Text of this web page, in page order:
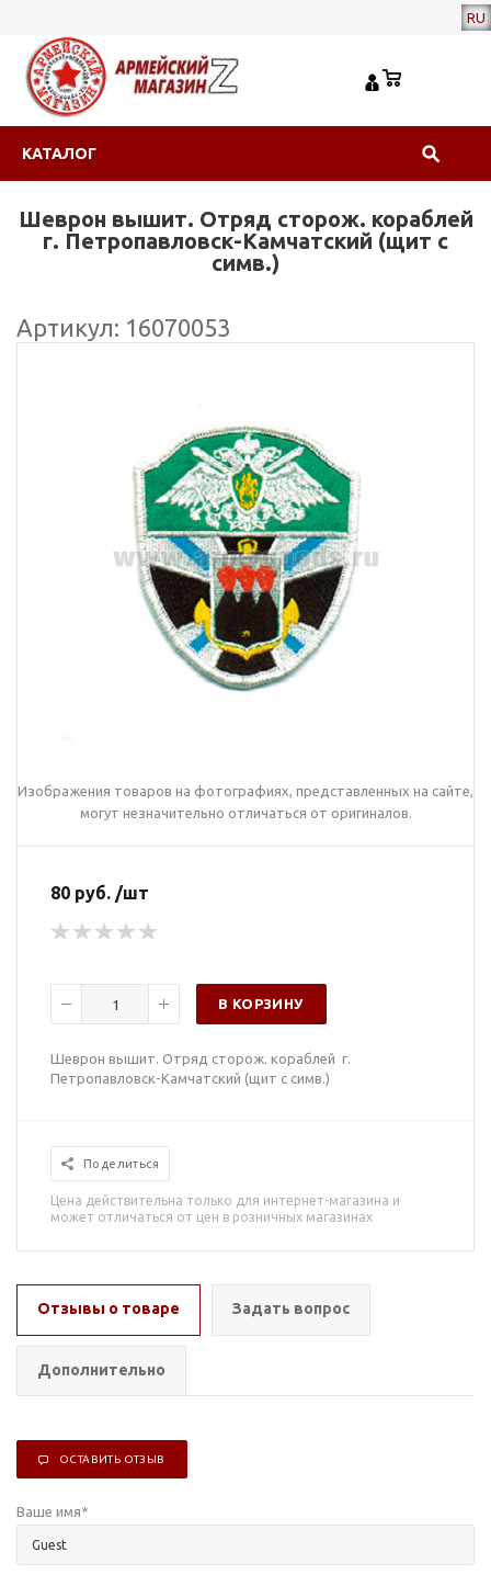
RU
КАТАЛОГ
Шеврон вышит. Отряд сторож. кораблей
г. Петропавловск-Камчатский (щит с
симв.)
Артикул: 16070053
Изображения товаров на фотографиях, представленных на сайте,
могут незначительно отличаться от оригиналов.
80 руб. /шт
В КОРЗИНУ
Шеврон вышит. Отряд сторож. кораблей г.
Петропавловск-Камчатский (щит с симв.)
Поделиться
Цена действительна только для интернет-магазина и
может отличаться от цен в розничных магазинах
Отзывы о товаре Задать вопрос
Дополнительно
ОСТАВИТЬ ОТЗЫВ
Ваше имя*